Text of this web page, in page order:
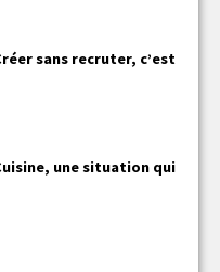
sans recruter, c’est
une situation qui